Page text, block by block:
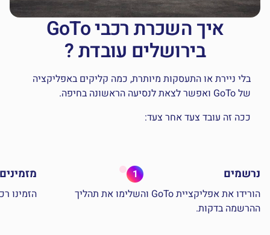
איך השכרת רכבי GoTo
בירושלים עובדת ?
בלי ניירת או התעסקות מיותרת, כמה קליקים באפליקציה
של GoTo ואפשר לצאת לנסיעה הראשונה בחיפה.
ככה זה עובד צעד אחר צעד:
נרשמים
הורידו את אפליקציית GoTo והשלימו את תהליך
ההרשמה בדקות.
1
הזמינו